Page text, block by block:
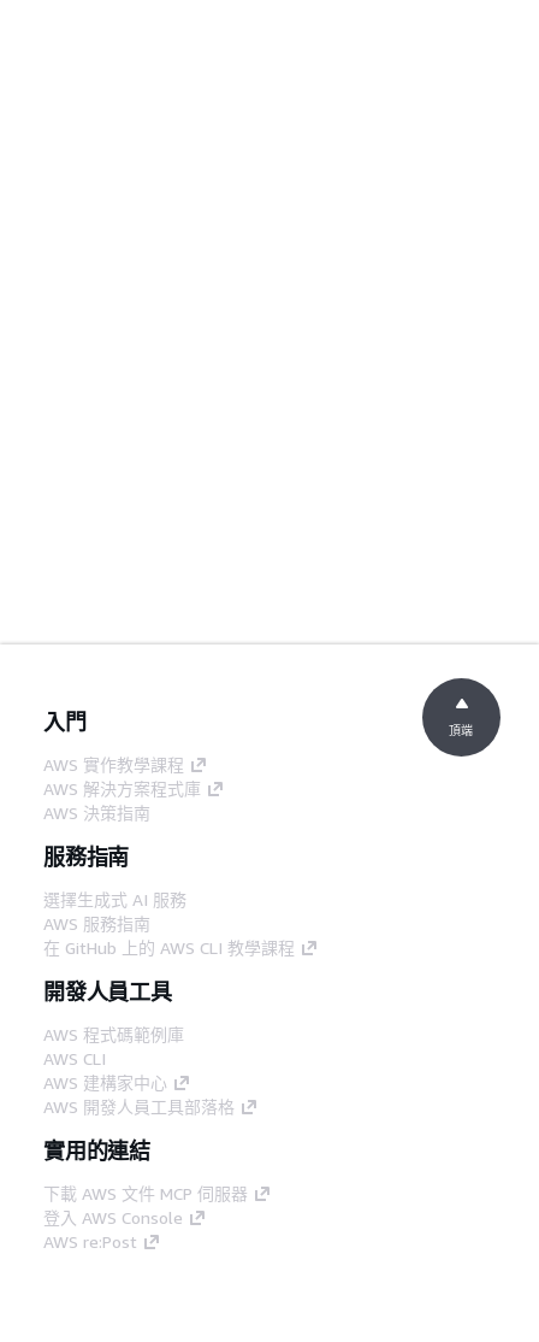
入門
AWS 實作教學課程
AWS 解決方案程式庫
AWS 決策指南
服務指南
選擇生成式 AI 服務
AWS 服務指南
在 GitHub 上的 AWS CLI 教學課程
開發人員工具
AWS 程式碼範例庫
AWS CLI
AWS 建構家中心
AWS 開發人員工具部落格
實用的連結
下載 AWS 文件 MCP 伺服器
登入 AWS Console
AWS re:Post
頂端